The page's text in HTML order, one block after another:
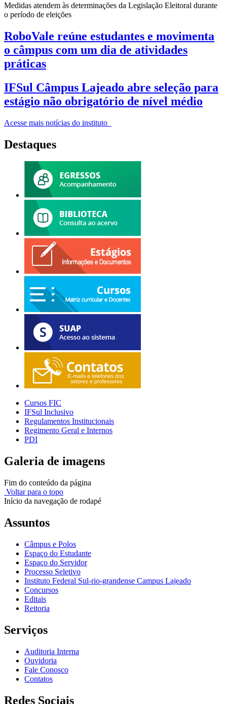
Medidas atendem às determinações da Legislação Eleitoral durante
o período de eleições
RoboVale reúne estudantes e movimenta
o câmpus com um dia de atividades
práticas
IFSul Câmpus Lajeado abre seleção para
estágio não obrigatório de nível médio
Acesse mais notícias do instituto
Destaques
Cursos FIC
IFSul Inclusivo
Regulamentos Institucionais
Regimento Geral e Internos
PDI
Galeria de imagens
Fim do conteúdo da página
Voltar para o topo
Início da navegação de rodapé
Assuntos
Câmpus e Polos
Espaço do Estudante
Espaço do Servidor
Processo Seletivo
Instituto Federal Sul-rio-grandense Campus Lajeado
Concursos
Editais
Reitoria
Serviços
Auditoria Interna
Ouvidoria
Fale Conosco
Contatos
Redes Sociais